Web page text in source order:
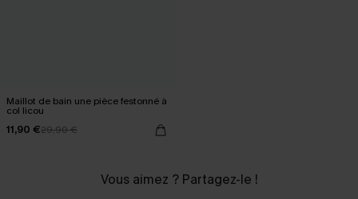
Maillot de bain une pièce festonné à
col licou
11,90 €29,90 €
Vous aimez ? Partagez-le !